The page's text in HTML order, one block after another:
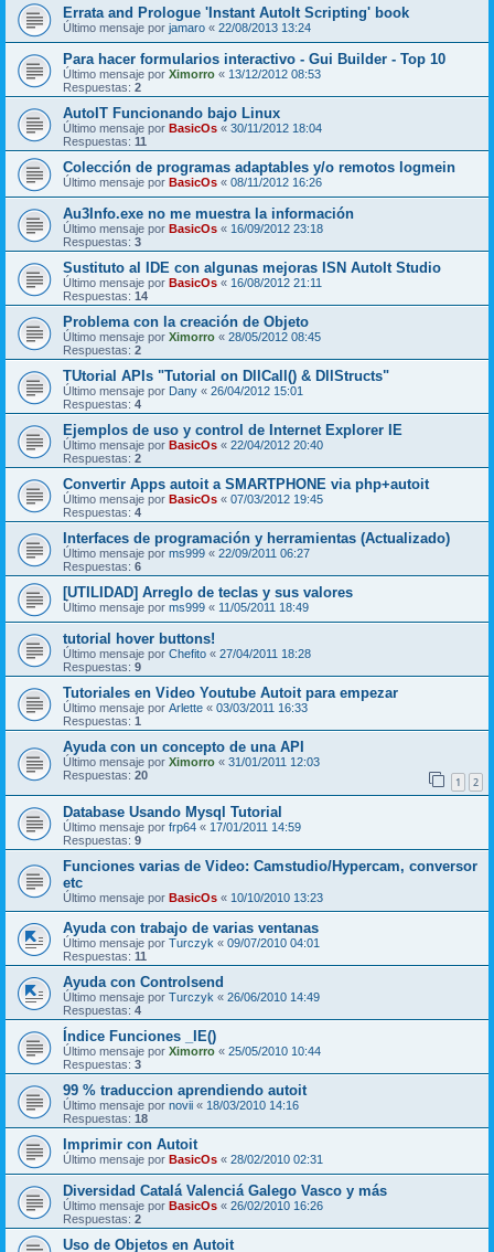
Errata and Prologue 'Instant AutoIt Scripting' book
Último mensaje por jamaro « 22/08/2013 13:24
Para hacer formularios interactivo - Gui Builder - Top 10
Último mensaje por Ximorro « 13/12/2012 08:53
Respuestas: 2
AutoIT Funcionando bajo Linux
Último mensaje por BasicOs « 30/11/2012 18:04
Respuestas: 11
Colección de programas adaptables y/o remotos logmein
Último mensaje por BasicOs « 08/11/2012 16:26
Au3Info.exe no me muestra la información
Último mensaje por BasicOs « 16/09/2012 23:18
Respuestas: 3
Sustituto al IDE con algunas mejoras ISN AutoIt Studio
Último mensaje por BasicOs « 16/08/2012 21:11
Respuestas: 14
Problema con la creación de Objeto
Último mensaje por Ximorro « 28/05/2012 08:45
Respuestas: 2
TUtorial APIs "Tutorial on DllCall() & DllStructs"
Último mensaje por Dany « 26/04/2012 15:01
Respuestas: 4
Ejemplos de uso y control de Internet Explorer IE
Último mensaje por BasicOs « 22/04/2012 20:40
Respuestas: 2
Convertir Apps autoit a SMARTPHONE via php+autoit
Último mensaje por BasicOs « 07/03/2012 19:45
Respuestas: 4
Interfaces de programación y herramientas (Actualizado)
Último mensaje por ms999 « 22/09/2011 06:27
Respuestas: 6
[UTILIDAD] Arreglo de teclas y sus valores
Último mensaje por ms999 « 11/05/2011 18:49
tutorial hover buttons!
Último mensaje por Chefito « 27/04/2011 18:28
Respuestas: 9
Tutoriales en Video Youtube Autoit para empezar
Último mensaje por Arlette « 03/03/2011 16:33
Respuestas: 1
Ayuda con un concepto de una API
Último mensaje por Ximorro « 31/01/2011 12:03
Respuestas: 20 1 2
Database Usando Mysql Tutorial
Último mensaje por frp64 « 17/01/2011 14:59
Respuestas: 9
Funciones varias de Video: Camstudio/Hypercam, conversor
etc
Último mensaje por BasicOs « 10/10/2010 13:23
Ayuda con trabajo de varias ventanas
Último mensaje por Turczyk « 09/07/2010 04:01
Respuestas: 11
Ayuda con Controlsend
Último mensaje por Turczyk « 26/06/2010 14:49
Respuestas: 4
Índice Funciones _IE()
Último mensaje por Ximorro « 25/05/2010 10:44
Respuestas: 3
99 % traduccion aprendiendo autoit
Último mensaje por novii « 18/03/2010 14:16
Respuestas: 18
Imprimir con Autoit
Último mensaje por BasicOs « 28/02/2010 02:31
Diversidad Catalá Valenciá Galego Vasco y más
Último mensaje por BasicOs « 26/02/2010 16:26
Respuestas: 2
Uso de Objetos en Autoit